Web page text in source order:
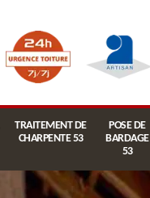
TRAITEMENT DE
CHARPENTE 53
POSE DE
BARDAGE
53